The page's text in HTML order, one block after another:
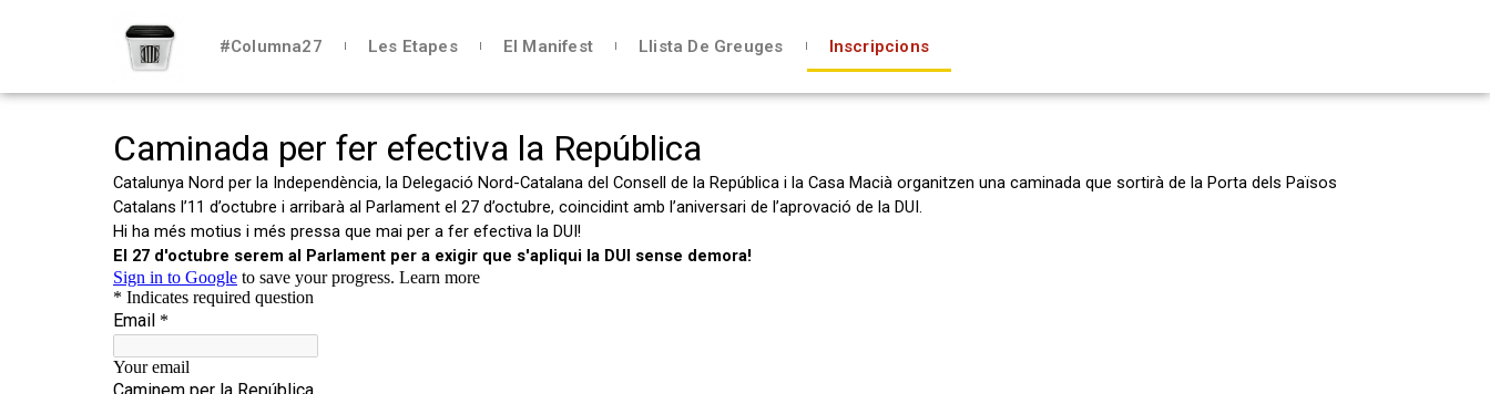
#Columna27 Les Etapes El Manifest Llista De Greuges Inscripcions